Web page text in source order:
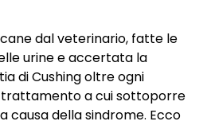
dal veterinario, fatte le
urine e accertata la
di Cushing oltre ogni
trattamento a cui sottoporre
causa della sindrome. Ecco